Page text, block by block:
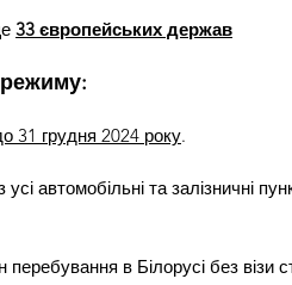
33 європейських держав
режиму:
31 грудня 2024 року.
автомобільні та залізничні
в Білорусі без візи